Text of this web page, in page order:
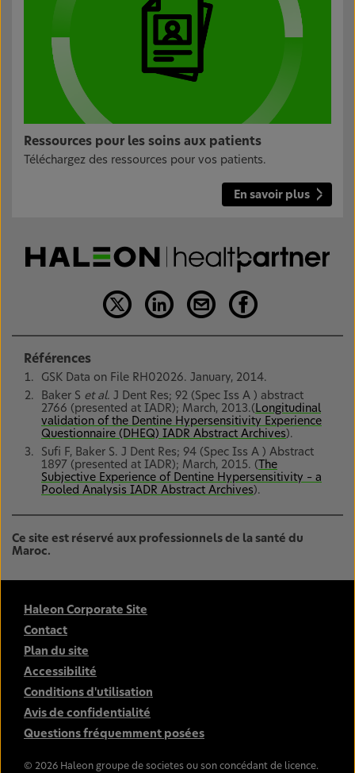
Ressources pour les soins aux patients
Téléchargez des ressources pour vos patients.
En savoir plus
Références
GSK Data on File RH02026. January, 2014.
Baker S et al. J Dent Res; 92 (Spec Iss A ) abstract
2766 (presented at IADR); March, 2013.( Longitudinal
validation of the Dentine Hypersensitivity Experience
Questionnaire (DHEQ) IADR Abstract Archives).
Sufi F, Baker S. J Dent Res; 94 (Spec Iss A ) Abstract
1897 (presented at IADR); March, 2015. ( The
Subjective Experience of Dentine Hypersensitivity – a
Pooled Analysis IADR Abstract Archives).
Ce site est réservé aux professionnels de la santé du
Maroc.
Haleon Corporate Site
Contact
Plan du site
Accessibilité
Conditions d'utilisation
Avis de confidentialité
Questions fréquemment posées
© 2026 Haleon groupe de societes ou son concédant de licence.